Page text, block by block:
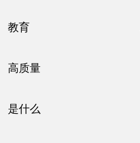
教育
高质量
是什么